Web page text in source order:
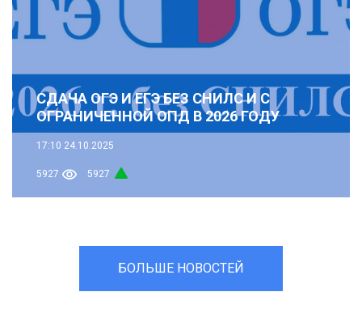
СДАЧА ОГЭ И ЕГЭ БЕЗ СНИЛС И С
ОГРАНИЧЕННОЙ ОПД В 2026 ГОДУ
17:10 24.10.2025
5927 5927
БОЛЬШЕ НОВОСТЕЙ